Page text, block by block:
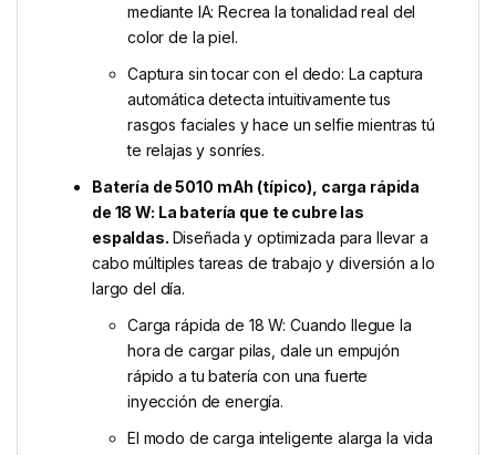
mediante IA: Recrea la tonalidad real del
color de la piel.
Captura sin tocar con el dedo: La captura
automática detecta intuitivamente tus
rasgos faciales y hace un selfie mientras tú
te relajas y sonríes.
Batería de 5010 mAh (típico), carga rápida
de 18 W: La batería que te cubre las
espaldas. Diseñada y optimizada para llevar a
cabo múltiples tareas de trabajo y diversión a lo
largo del día.
Carga rápida de 18 W: Cuando llegue la
hora de cargar pilas, dale un empujón
rápido a tu batería con una fuerte
inyección de energía.
El modo de carga inteligente alarga la vida